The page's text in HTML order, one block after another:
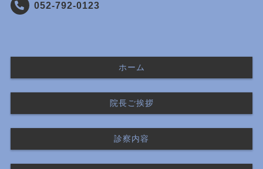
052-792-0123
ホーム
院長ご挨拶
診察内容